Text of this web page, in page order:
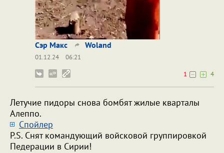
Сэр Макс Woland
01.12.24
06:21
1
4
Летучие пидоры снова бомбят жилые кварталы
Алеппо.
Cпойлер
P.S. Снят командующий войсковой группировкой
Педерации в Сирии!